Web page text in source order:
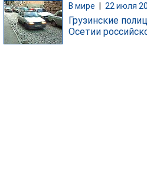
В мире 22 июля
Грузинские
Осетии